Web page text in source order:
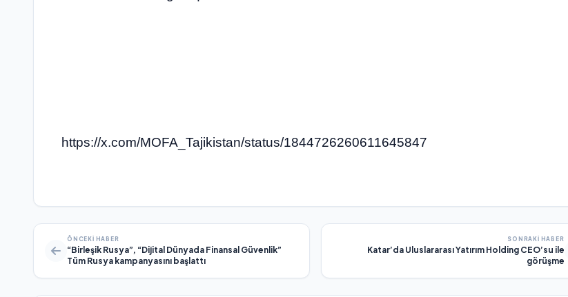
https://x.com/MOFA_Tajikistan/status/1844726260611645847
ÖNCEKI HABER
“Birleşik Rusya”, “Dijital Dünyada Finansal Güvenlik”
Tüm Rusya kampanyasını başlattı
SONRAKI HABER
Katar’da Uluslararası Yatırım Holding CEO’su ile
görüşme